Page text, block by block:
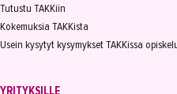
Tutustu TAKKiin
Kokemuksia TAKKista
Usein kysytyt kysymykset TAKKissa
YRITYKSILLE